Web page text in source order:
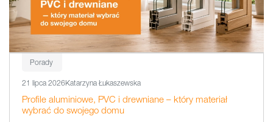
Porady
21 lipca 2026Katarzyna Łukaszewska
Profile aluminiowe, PVC i drewniane – który materiał
wybrać do swojego domu